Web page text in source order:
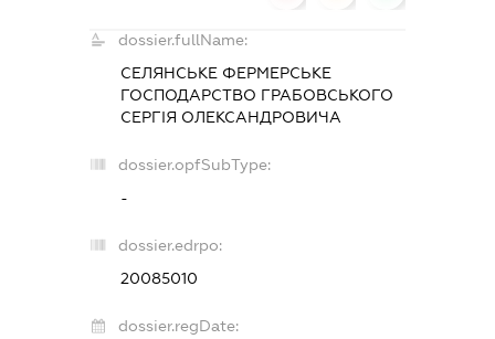
dossier.fullName:
СЕЛЯНСЬКЕ ФЕРМЕРСЬКЕ
ГОСПОДАРСТВО ГРАБОВСЬКОГО
СЕРГІЯ ОЛЕКСАНДРОВИЧА
dossier.opfSubType:
-
dossier.edrpo:
20085010
dossier.regDate: